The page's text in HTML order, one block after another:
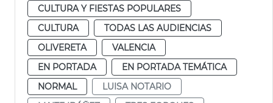
CULTURA Y FIESTAS POPULARES
CULTURA
TODAS LAS AUDIENCIAS
OLIVERETA
VALENCIA
EN PORTADA
EN PORTADA TEMÁTICA
NORMAL
LUISA NOTARIO